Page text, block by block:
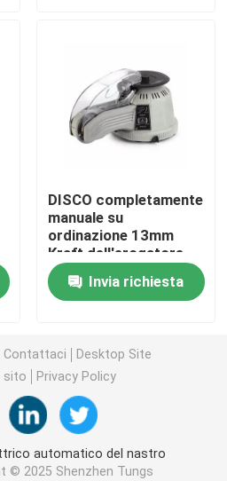
del nastro
5l
10L
domestico
asciuga scatola
DISCO completamente
manuale su
ordinazione 13mm
Kraft dell'erogatore
amichevole del nastro
di Eco GRANDE
Invia richiesta
Contattaci
Desktop Site
sito
Privacy Policy
automatico del nastro
© 2025 Shenzhen Tungs